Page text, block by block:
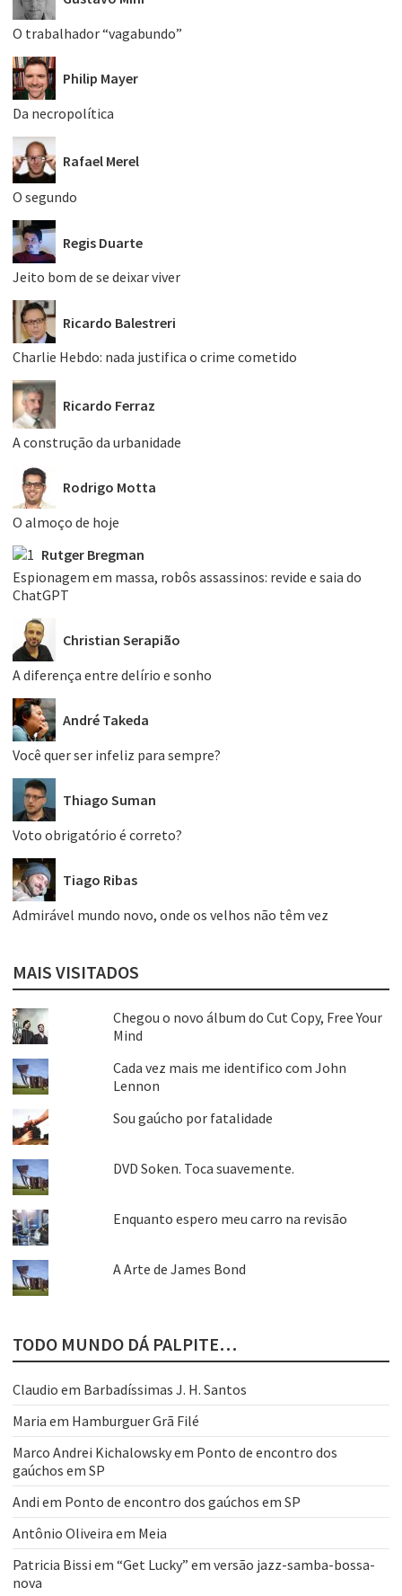
O trabalhador “vagabundo”
Philip Mayer
Da necropolítica
Rafael Merel
O segundo
Regis Duarte
Jeito bom de se deixar viver
Ricardo Balestreri
Charlie Hebdo: nada justifica o crime cometido
Ricardo Ferraz
A construção da urbanidade
Rodrigo Motta
O almoço de hoje
Rutger Bregman
Espionagem em massa, robôs assassinos: revide e saia do
ChatGPT
Christian Serapião
A diferença entre delírio e sonho
André Takeda
Você quer ser infeliz para sempre?
Thiago Suman
Voto obrigatório é correto?
Tiago Ribas
Admirável mundo novo, onde os velhos não têm vez
MAIS VISITADOS
Chegou o novo álbum do Cut Copy, Free Your
Mind
Cada vez mais me identifico com John
Lennon
Sou gaúcho por fatalidade
DVD Soken. Toca suavemente.
Enquanto espero meu carro na revisão
A Arte de James Bond
TODO MUNDO DÁ PALPITE…
Claudio em Barbadíssimas J. H. Santos
Maria em Hamburguer Grã Filé
Marco Andrei Kichalowskyem Ponto de encontro dos
gaúchos em SP
Andi em Ponto de encontro dos gaúchos em SP
Antônio Oliveira em Meia
Patricia Bissi em “Get Lucky” em versão jazz-samba-bossa-
nova